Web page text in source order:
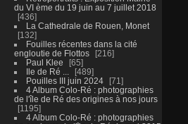
du VI ème du 19 juin au 7 juillet 2018
436
La Cathedrale de Rouen, Monet
132
Fouilles récentes dans la cité
engloutie de Flottos
216
Paul Klee
65
Ile de Ré ...
489
Pouilles III juin 2024
71
4 Album Colo-Ré : photographies
de l'île de Ré des origines à nos jours
1195
4 Album Colo-Ré : photographies